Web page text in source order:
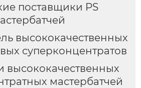
поставщики PS
высококачественных
суперконцентратов
высококачественных
мастербатчей